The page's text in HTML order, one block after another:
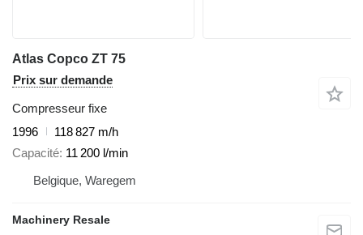
Atlas Copco ZT 75
Prix sur demande
Compresseur fixe
1996
118 827 m/h
Capacité 11 200 l/min
Belgique, Waregem
Machinery Resale